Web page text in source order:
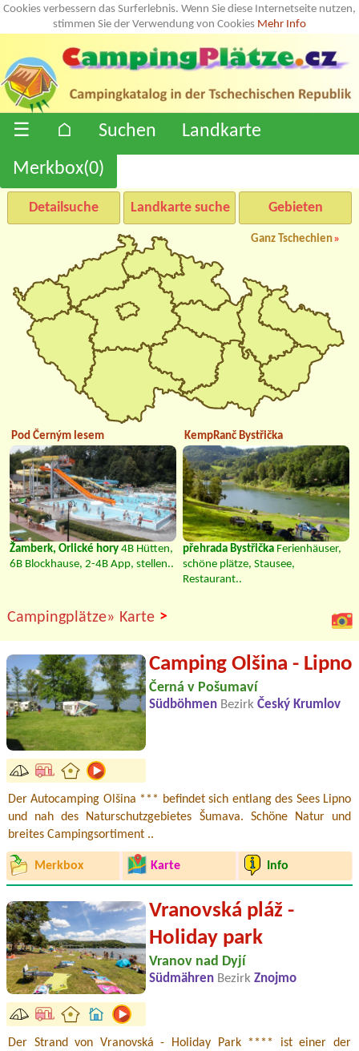
Cookies verbessern das Surferlebnis. Wenn Sie diese Internetseite nutzen,
stimmen Sie der Verwendung von Cookies Mehr Info
☰ ⌂ Suchen
Landkarte
Merkbox(0)
Detailsuche Landkarte suche Gebieten
Ganz Tschechien»
Pod Černým lesem
Žamberk, Orlické hory 4B Hütten,
6B Blockhause, 2-4B App, stellen..
KempRanč Bystřička
přehrada Bystřička Ferienhäuser,
schöne plätze, Stausee,
Restaurant..
Campingplätze» Karte >
Camping Olšina - Lipno
Černá v Pošumaví
Südböhmen Bezirk Český Krumlov
Der Autocamping Olšina *** befindet sich entlang des Sees Lipno
und nah des Naturschutzgebietes Šumava. Schöne Natur und
breites Campingsortiment ..
Merkbox Karte Info
Vranovská pláž -
Holiday park
Vranov nad Dyjí
Südmähren Bezirk Znojmo
Der Strand von Vranovská - Holiday Park **** ist einer der